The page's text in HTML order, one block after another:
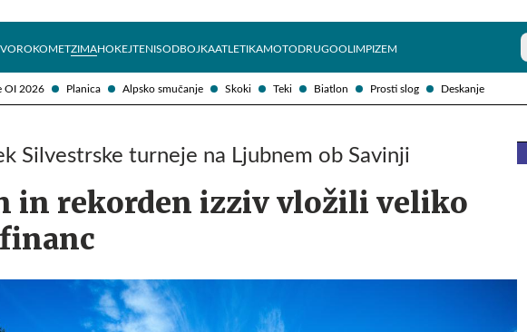
OI 2026 Planica Alpsko smučanje Skoki Teki Biatlon Prosti slog Deskanje
ROKOMETZIMAHOKEJTENISODBOJKAATLETIKAMOTODRUGOOLIMPIZEM
Silvestrske turneje na Ljubnem ob Savinji
in rekorden izziv vložili veliko